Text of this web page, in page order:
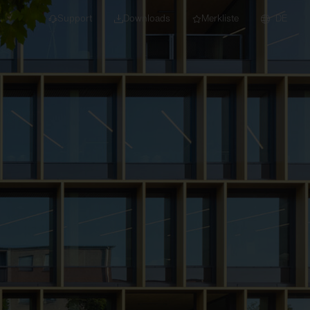
Downlights
Einbauleuchten
Anbauleuchten
Hängeleuchten
Wand- und
Deckenleuchten
für Neubau und
Support Downloads Merkliste